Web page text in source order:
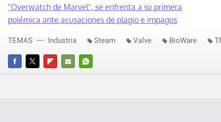
"Overwatch de Marvel", se enfrenta a su primera
polémica ante acusaciones de plagio e impagos
FACEBOOKTWITTERFLIPBOARD
E-
WHATSAPP
TEMAS Industria Steam Valve BioWare